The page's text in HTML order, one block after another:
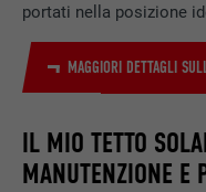
portati nella posizione
MAGGIORI DETTAGLI
IL MIO TETTO
MANUTENZIONE E